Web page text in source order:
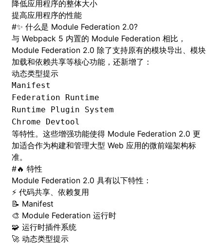
降低应用程序的整体大小
提高应用程序的性能
#✨ 什么是 Module Federation 2.0?
与 Webpack 5 内置的 Module Federation 相比，
Module Federation 2.0 除了支持原有的模块导出、模块
加载和依赖共享等核心功能，还新增了：
动态类型提示
Manifest
Federation Runtime
Runtime Plugin System
Chrome Devtool
等特性。这些增强功能使得 Module Federation 2.0 更
加适合作为构建和管理大型 Web 应用的微前端架构标
准。
#🔥 特性
Module Federation 2.0 具有以下特性：
⚡ 代码共享、依赖复用
📝 Manifest
🎨 Module Federation 运行时
🧩 运行时插件系统
🚀 动态类型提示